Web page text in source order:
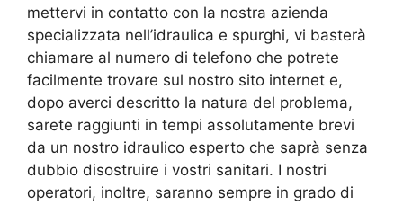
mettervi in contatto con la nostra azienda
specializzata nell’idraulica e spurghi, vi basterà
chiamare al numero di telefono che potrete
facilmente trovare sul nostro sito internet e,
dopo averci descritto la natura del problema,
sarete raggiunti in tempi assolutamente brevi
da un nostro idraulico esperto che saprà senza
dubbio disostruire i vostri sanitari. I nostri
operatori, inoltre, saranno sempre in grado di